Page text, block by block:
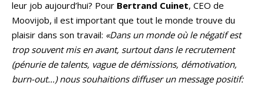
leur job aujourd’hui? Pour Bertrand Cuinet, CEO de
Moovijob, il est important que tout le monde trouve du
plaisir dans son travail: «Dans un monde où le négatif est
trop souvent mis en avant, surtout dans le recrutement
(pénurie de talents, vague de démissions, démotivation,
burn-out…) nous souhaitions diffuser un message positif: